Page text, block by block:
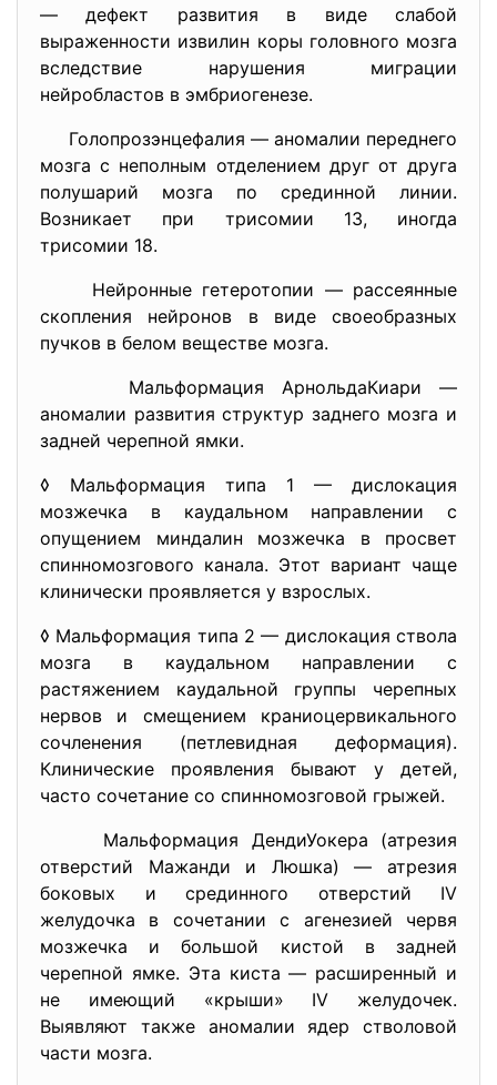
— дефект развития в виде слабой
выраженности извилин коры головного мозга
вследствие нарушения миграции
нейробластов в эмбриогенезе.
Голопрозэнцефалия — аномалии переднего
мозга с неполным отделением друг от друга
полушарий мозга по срединной линии.
Возникает при трисомии 13, иногда
трисомии 18.
Нейронные гетеротопии — рассеянные
скопления нейронов в виде своеобразных
пучков в белом веществе мозга.
Мальформация АрнольдаКиари —
аномалии развития структур заднего мозга и
задней черепной ямки.
◊ Мальформация типа 1 — дислокация
мозжечка в каудальном направлении с
опущением миндалин мозжечка в просвет
спинномозгового канала. Этот вариант чаще
клинически проявляется у взрослых.
◊ Мальформация типа 2 — дислокация ствола
мозга в каудальном направлении с
растяжением каудальной группы черепных
нервов и смещением краниоцервикального
сочленения (петлевидная деформация).
Клинические проявления бывают у детей,
часто сочетание со спинномозговой грыжей.
Мальформация ДендиУокера (атрезия
отверстий Мажанди и Люшка) — атрезия
боковых и срединного отверстий IV
желудочка в сочетании с агенезией червя
мозжечка и большой кистой в задней
черепной ямке. Эта киста — расширенный и
не имеющий «крыши» IV желудочек.
Выявляют также аномалии ядер стволовой
части мозга.